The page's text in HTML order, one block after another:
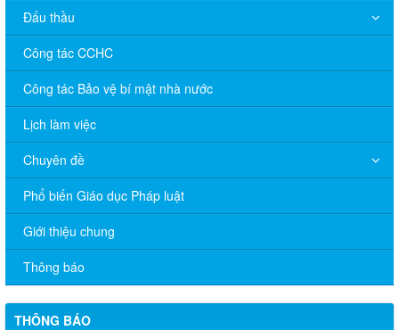
Đấu thầu
Công tác CCHC
Công tác Bảo vệ bí mật nhà nước
Lịch làm việc
Chuyên đề
Phổ biến Giáo dục Pháp luật
Giới thiệu chung
Thông báo
THÔNG BÁO
V/v đề nghị báo cáo hệ thống phân phối, nhãn hiệu hàng hóa
và hoạt động mua bán khí trên địa bàn tỉnh năm 2025 (nhắc lần
2).
Thông báo bán thanh lý tài sản công theo hình thức chỉ định